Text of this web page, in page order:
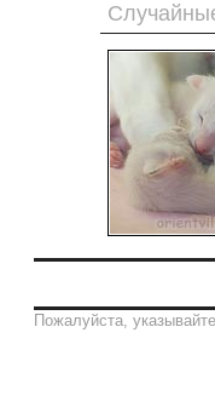
Пожалуйста,